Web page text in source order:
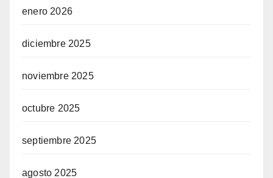
enero 2026
diciembre 2025
noviembre 2025
octubre 2025
septiembre 2025
agosto 2025